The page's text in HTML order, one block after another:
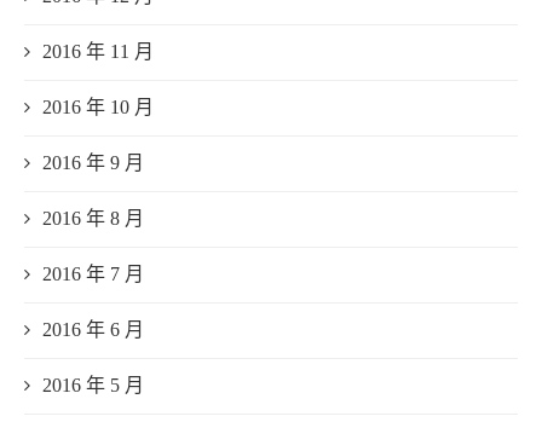
2016 年 11 月
2016 年 10 月
2016 年 9 月
2016 年 8 月
2016 年 7 月
2016 年 6 月
2016 年 5 月